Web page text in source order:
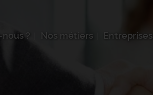
? Nos métiers Entreprises